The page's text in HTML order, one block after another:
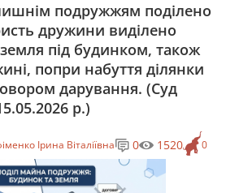
подружжям поділено
дружини виділено
під будинком, також
попри набуття ділянки
дарування. (Суд
р.)
Ірина Віталіївна 0
0 1520